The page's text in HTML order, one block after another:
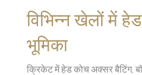
विभिन्न खेलों में
भूमिका
क्रिकेट में हेड कोच अक्सर बैटिंग,